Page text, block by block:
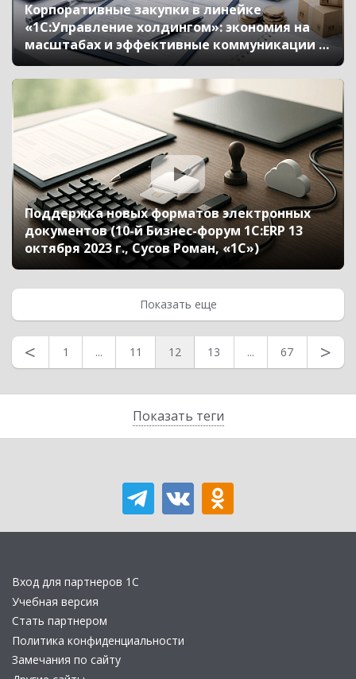
Показать теги
Корпоративные закупки в линейке
«1С:Управление холдингом»: экономия на
масштабах и эффективные коммуникации с
поставщиками, оптимизация оборотного
капитала и бюджетный контроль (10-й
Бизнес-форум 1С:ERP 13 октября 2023 г.,
Попов Леонид, «1С»)
Поддержка новых форматов электронных
документов (10-й Бизнес-форум 1С:ERP 13
октября 2023 г., Сусов Роман, «1С»)
Показать еще
< 1 ... 11 12 13 ... 67 >
Вход для партнеров 1С
Учебная версия
Стать партнером
Политика конфиденциальности
Замечания по сайту